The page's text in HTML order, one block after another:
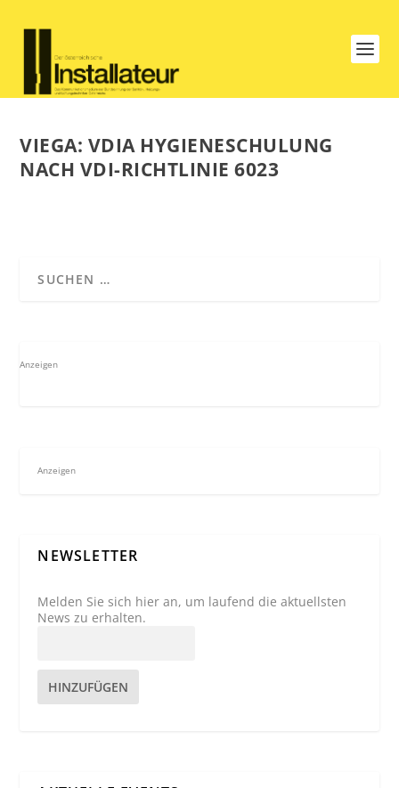
VIEGA: VDIA HYGIENESCHULUNG
NACH VDI-RICHTLINIE 6023
Anzeigen
Anzeigen
NEWSLETTER
Melden Sie sich hier an, um laufend die aktuellsten
News zu erhalten.
HINZUFÜGEN